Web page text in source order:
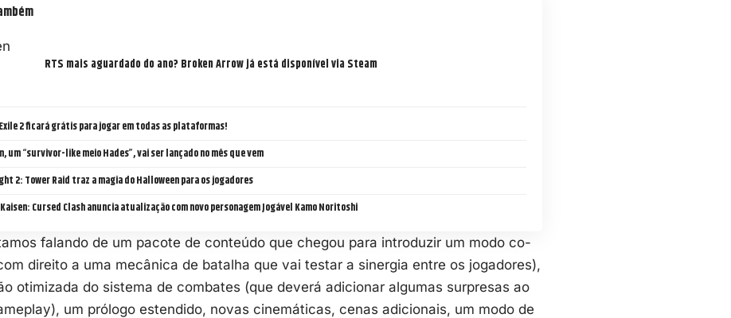
RTS mais aguardado do ano? Broken Arrow já está disponível via Steam
2 ficará grátis para jogar em todas as plataformas!
um “survivor-like meio Hades”, vai ser lançado no mês que vem
2: Tower Raid traz a magia do Halloween para os jogadores
Cursed Clash anuncia atualização com novo personagem Jogável Kamo Noritoshi
falando de um pacote de conteúdo que chegou para introduzir um modo co-
direito a uma mecânica de batalha que vai testar a sinergia entre os jogadores),
otimizada do sistema de combates (que deverá adicionar algumas surpresas ao
um prólogo estendido, novas cinemáticas, cenas adicionais, um modo de